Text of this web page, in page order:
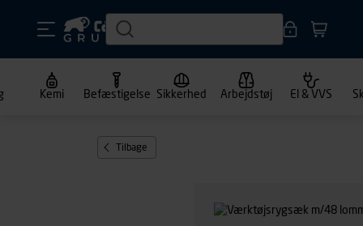
Kemi Befæstigelse Sikkerhed Arbejdstøj El & VVS
Tilbage